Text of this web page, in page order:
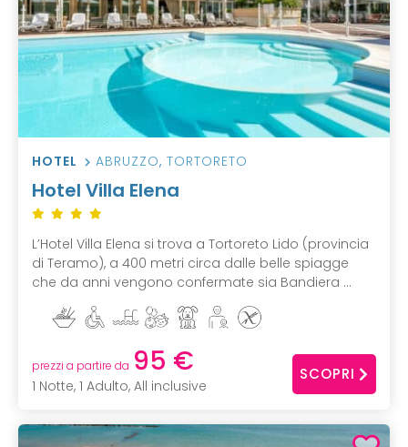
HOTEL ABRUZZO, TORTORETO
Hotel Villa Elena
L’Hotel Villa Elena si trova a Tortoreto Lido (provincia
di Teramo), a 400 metri circa dalle belle spiagge
che da anni vengono confermate sia Bandiera ...
prezzi a partire da 95 €
1 Notte, 1 Adulto, All inclusive
SCOPRI